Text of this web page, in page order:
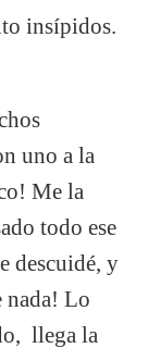
insípidos.
uno a la
Me la
todo ese
descuidé, y
nada! Lo
llega la